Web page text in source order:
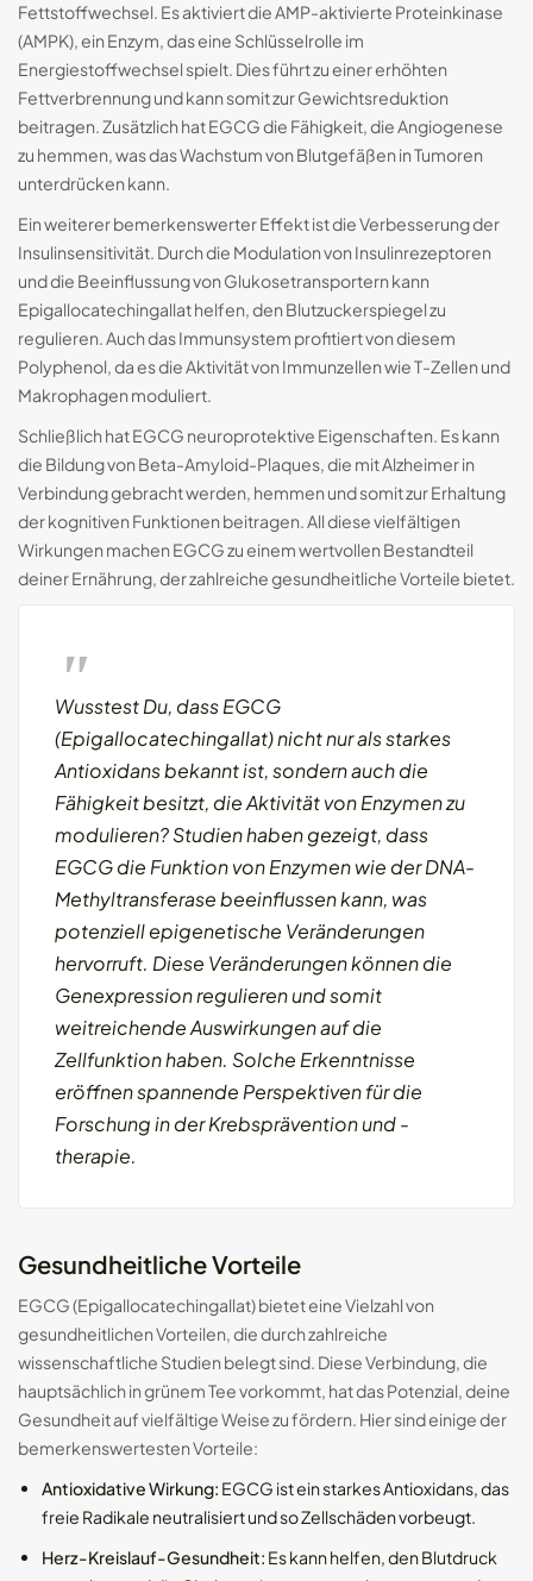
Fettstoffwechsel. Es aktiviert die AMP-aktivierte Proteinkinase
(AMPK), ein Enzym, das eine Schlüsselrolle im
Energiestoffwechsel spielt. Dies führt zu einer erhöhten
Fettverbrennung und kann somit zur Gewichtsreduktion
beitragen. Zusätzlich hat EGCG die Fähigkeit, die Angiogenese
zu hemmen, was das Wachstum von Blutgefäßen in Tumoren
unterdrücken kann.
Ein weiterer bemerkenswerter Effekt ist die Verbesserung der
Insulinsensitivität. Durch die Modulation von Insulinrezeptoren
und die Beeinflussung von Glukosetransportern kann
Epigallocatechingallat helfen, den Blutzuckerspiegel zu
regulieren. Auch das Immunsystem profitiert von diesem
Polyphenol, da es die Aktivität von Immunzellen wie T-Zellen und
Makrophagen moduliert.
Schließlich hat EGCG neuroprotektive Eigenschaften. Es kann
die Bildung von Beta-Amyloid-Plaques, die mit Alzheimer in
Verbindung gebracht werden, hemmen und somit zur Erhaltung
der kognitiven Funktionen beitragen. All diese vielfältigen
Wirkungen machen EGCG zu einem wertvollen Bestandteil
deiner Ernährung, der zahlreiche gesundheitliche Vorteile bietet.
Wusstest Du, dass EGCG
(Epigallocatechingallat) nicht nur als starkes
Antioxidans bekannt ist, sondern auch die
Fähigkeit besitzt, die Aktivität von Enzymen zu
modulieren? Studien haben gezeigt, dass
EGCG die Funktion von Enzymen wie der DNA-
Methyltransferase beeinflussen kann, was
potenziell epigenetische Veränderungen
hervorruft. Diese Veränderungen können die
Genexpression regulieren und somit
weitreichende Auswirkungen auf die
Zellfunktion haben. Solche Erkenntnisse
eröffnen spannende Perspektiven für die
Forschung in der Krebsprävention und -
therapie.
Gesundheitliche Vorteile
EGCG (Epigallocatechingallat) bietet eine Vielzahl von
gesundheitlichen Vorteilen, die durch zahlreiche
wissenschaftliche Studien belegt sind. Diese Verbindung, die
hauptsächlich in grünem Tee vorkommt, hat das Potenzial, deine
Gesundheit auf vielfältige Weise zu fördern. Hier sind einige der
bemerkenswertesten Vorteile:
Antioxidative Wirkung: EGCG ist ein starkes Antioxidans, das
freie Radikale neutralisiert und so Zellschäden vorbeugt.
Herz-Kreislauf-Gesundheit: Es kann helfen, den Blutdruck